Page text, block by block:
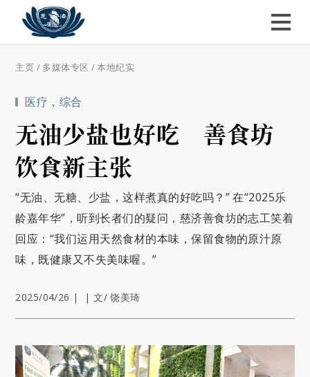
主页 / 多媒体专区 /本地纪实
医疗 ， 综合
无油少盐也好吃 善食坊
饮食新主张
“无油、无糖、少盐，这样煮真的好吃吗？” 在“2025乐
龄嘉年华”，听到长者们的疑问，慈济善食坊的志工笑着
回应：“我们运用天然食材的本味，保留食物的原汁原
味，既健康又不失美味喔。”
2025/04/26 | |文/ 饶美琦